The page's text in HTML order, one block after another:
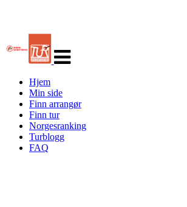
navigasjon
Hjem
Min side
Finn arrangør
Finn tur
Norgesranking
Turblogg
FAQ